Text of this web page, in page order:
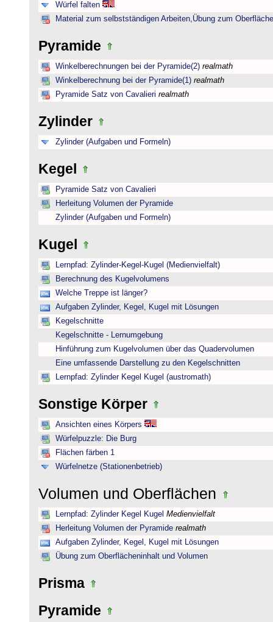
Würfel falten
Material zum selbstständigen Arbeiten,Übung zum
Pyramide
Winkelberechnungen bei der Pyramide(2) realmath
Winkelberechnung bei der Pyramide(1) realmath
Pyramide Satz von Cavalieri realmath
Zylinder
Zylinder (Aufgaben und Formeln)
Kegel
Pyramide Satz von Cavalieri
Herleitung Volumen der Pyramide
Zylinder (Aufgaben und Formeln)
Kugel
Lernpfad: Zylinder-Kegel-Kugel (Medienvielfalt)
Berechnung des Kugelvolumens
Welche Treppe ist länger?
Aufgaben Zylinder, Kegel, Kugel mit Lösungen
Kegelschnitte
Kegelschnitte - Lernumgebung
Hinführung zum Kugelvolumen über das Quadervolumen
Eine umfassende Darstellung zu den Kegelschnitten
Lernpfad: Zylinder Kegel Kugel (austromath)
Sonstige Körper
Ansichten eines Körpers
Würfelpuzzle: Die Burg
Flächen färben 1
Würfelnetze (Stationenbetrieb)
Volumen und Oberflächen
Lernpfad: Zylinder Kegel Kugel Medienvielfalt
Herleitung Volumen der Pyramide realmath
Aufgaben Zylinder, Kegel, Kugel mit Lösungen
Übung zum Oberflächeninhalt und Volumen
Prisma
Pyramide